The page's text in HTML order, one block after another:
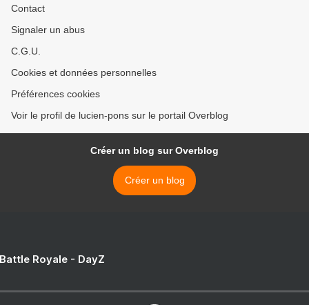
Contact
Signaler un abus
C.G.U.
Cookies et données personnelles
Préférences cookies
Voir le profil de lucien-pons sur le portail Overblog
Créer un blog sur Overblog
Créer un blog
Royale - DayZ